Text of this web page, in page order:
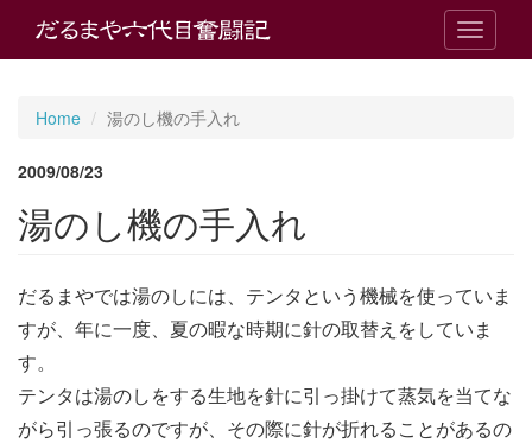
T
o
a
i
n
Home 湯のし機の手入れ
2009/08/23
湯のし機の手入れ
だるまやでは湯のしには、テンタという機械を使っていま
すが、年に一度、夏の暇な時期に針の取替えをしていま
す。
テンタは湯のしをする生地を針に引っ掛けて蒸気を当てな
がら引っ張るのですが、その際に針が折れることがあるの